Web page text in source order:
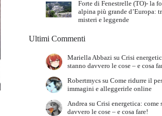
Forte di Fenestrelle (TO)- la
alpina più grande d’Europa:
misteri e leggende
Ultimi Commenti
Mariella Abbazi su Crisi
stanno davvero le cose – e cosa
Robertmycssu Come ridurre il
immagini e alleggerirle online
Andrea su Crisi energetica: come
davvero le cose – e cosa fare!